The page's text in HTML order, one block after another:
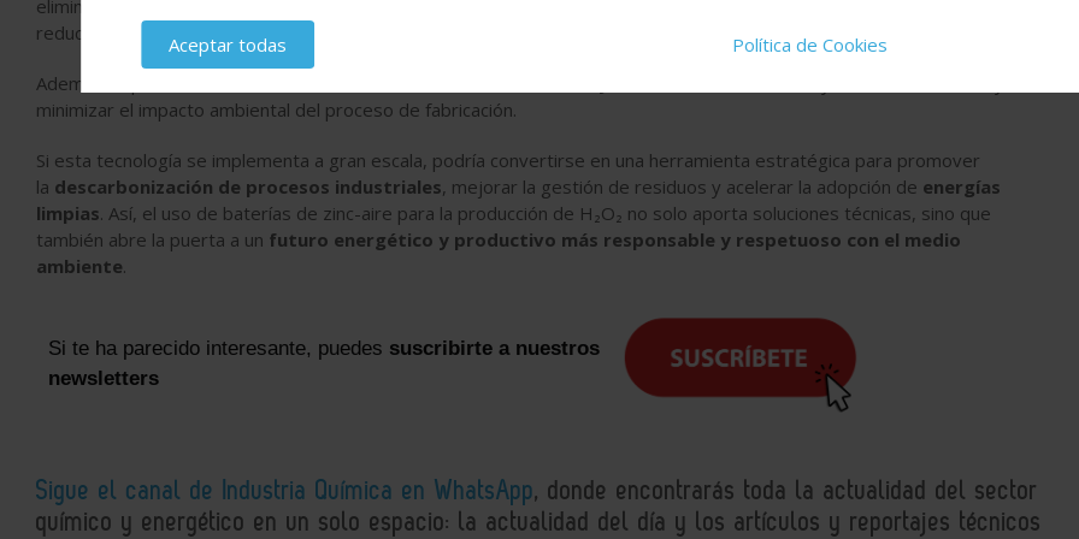
eliminar la necesidad de transportar grandes cantidades de peróxido de hidrógeno y permitir su producción
reducen tanto las emisiones asociadas al transporte como los riesgos logísticos.
Además, la posibilidad de utilizar materiales
minimizar el impacto ambiental del proceso de fabricación.
Si esta tecnología se implementa a gran escala, podría convertirse en una herramienta estratégica para promover
la descarbonización de procesos industriales, mejorar la gestión de residuos y acelerar la adopción de energías
limpias. Así, el uso de baterías de zinc-aire para la producción de H₂O₂ no solo aporta soluciones técnicas, sino que
también abre la puerta a un futuro energético y productivo más responsable y respetuoso con el medio
ambiente.
Si te ha parecido interesante, puedes suscribirte a nuestros
newsletters
Sigue el canal de Industria Química en WhatsApp, donde encontrarás toda la actualidad del sector
químico y energético en un solo espacio: la actualidad del día y los artículos y reportajes técnicos
Aceptar todas Política de Cookies